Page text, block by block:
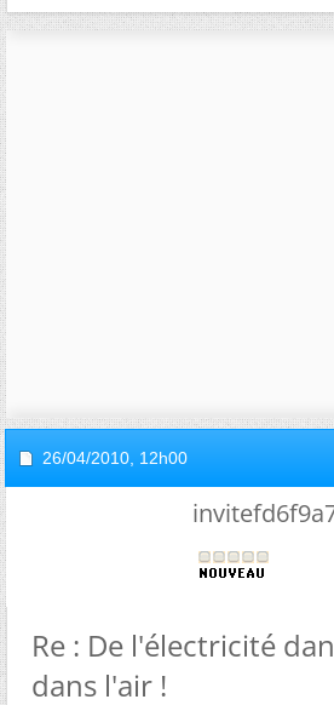
26/04/2010, 12h00
Re : De l'électricité
dans l'air !